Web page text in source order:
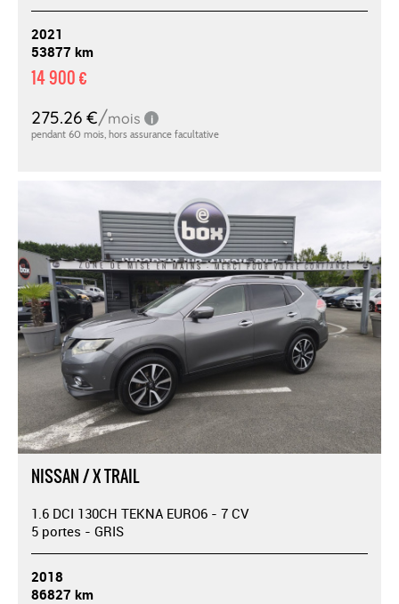
2021
53877 km
14 900 €
NISSAN / X TRAIL
1.6 DCI 130CH TEKNA EURO6 - 7 CV
5 portes - GRIS
2018
86827 km